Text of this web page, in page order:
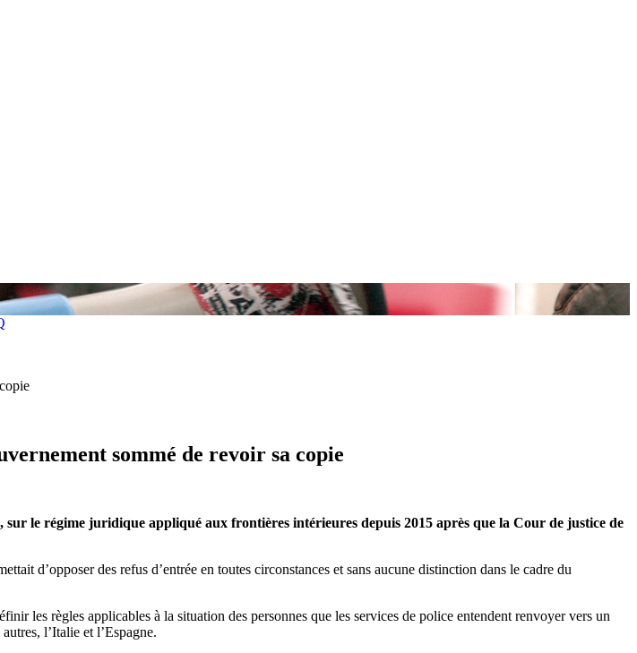
sommé de revoir sa copie
le régime juridique appliqué aux frontières intérieures depuis 2015 après que la Cour de justice de
d’opposer des refus d’entrée en toutes circonstances et sans aucune distinction dans le cadre du
les règles applicables à la situation des personnes que les services de police entendent renvoyer vers un
l’Italie et l’Espagne.